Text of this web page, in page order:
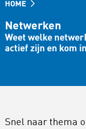
HOME
Netwerken
Weet welke
actief zijn en kom
Snel naar thema